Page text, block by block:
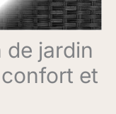
de jardin
et